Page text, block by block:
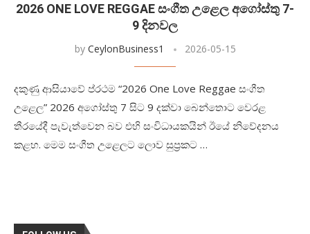
2026 ONE LOVE REGGAE සංගීත උළෙල අගෝස්තු 7-
9 දිනවල
by CeylonBusiness1 2026-05-15
දකුණු ආසියාවේ ප්රථම “2026 One Love Reggae සංගීත
උළෙල” 2026 අගෝස්තු 7 සිට 9 දක්වා බෙන්තොට වෙරළ
තීරයේදී පැවැත්වෙන බව එහි සංවිධායකයින් ඊයේ නිවේදනය
කළහ. මෙම සංගීත උළෙලට ලොව සුප්‍රකට …